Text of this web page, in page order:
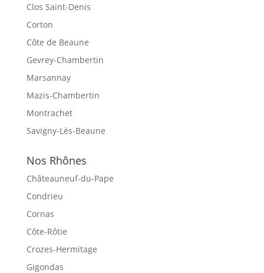
Clos Saint-Denis
Corton
Côte de Beaune
Gevrey-Chambertin
Marsannay
Mazis-Chambertin
Montrachet
Savigny-Lès-Beaune
Nos Rhônes
Châteauneuf-du-Pape
Condrieu
Cornas
Côte-Rôtie
Crozes-Hermitage
Gigondas